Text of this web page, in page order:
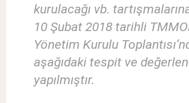
kurulacağı vb.
10 Şubat 2018 tarihli
Yönetim Kurulu
aşağıdaki tespit ve
yapılmıştır.